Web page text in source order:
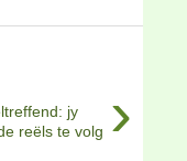
›
jy
reëls te volg